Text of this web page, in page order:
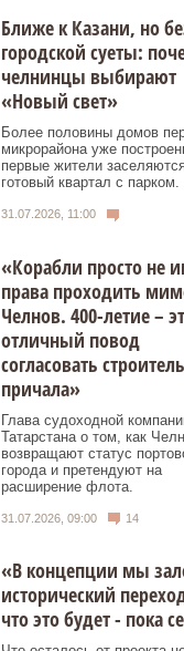
Ближе к Казани, но
городской суеты:
челнинцы выбирают
«Новый свет»
Более половины домов
микрорайона уже
первые жители
готовый квартал с парком.
31.07.2026, 11:00
«Корабли просто не
права проходить
Челнов. 400-летие –
отличный повод
согласовать
причала»
Глава судоходной
Татарстана о том, как
возвращают статус
города и претендуют на
расширение флота.
31.07.2026, 09:00 14
«В концепции мы
исторический
что это будет - пока